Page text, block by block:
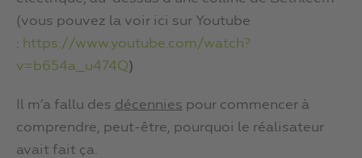
(vous pouvez la voir ici sur Youtube
: https://www.youtube.com/watch?
v=b654a_u474Q)
Il m’a fallu des décennies pour commencer à
comprendre, peut-être, pourquoi le réalisateur
avait fait ça.